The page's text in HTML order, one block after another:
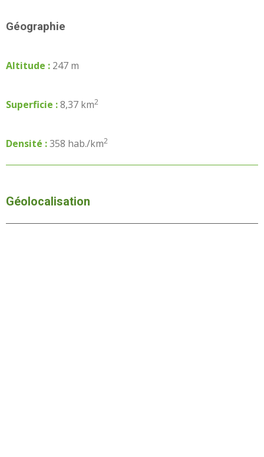
Géographie
Altitude : 247 m
Superficie :8,37 km2
Densité :358 hab./km2
Géolocalisation